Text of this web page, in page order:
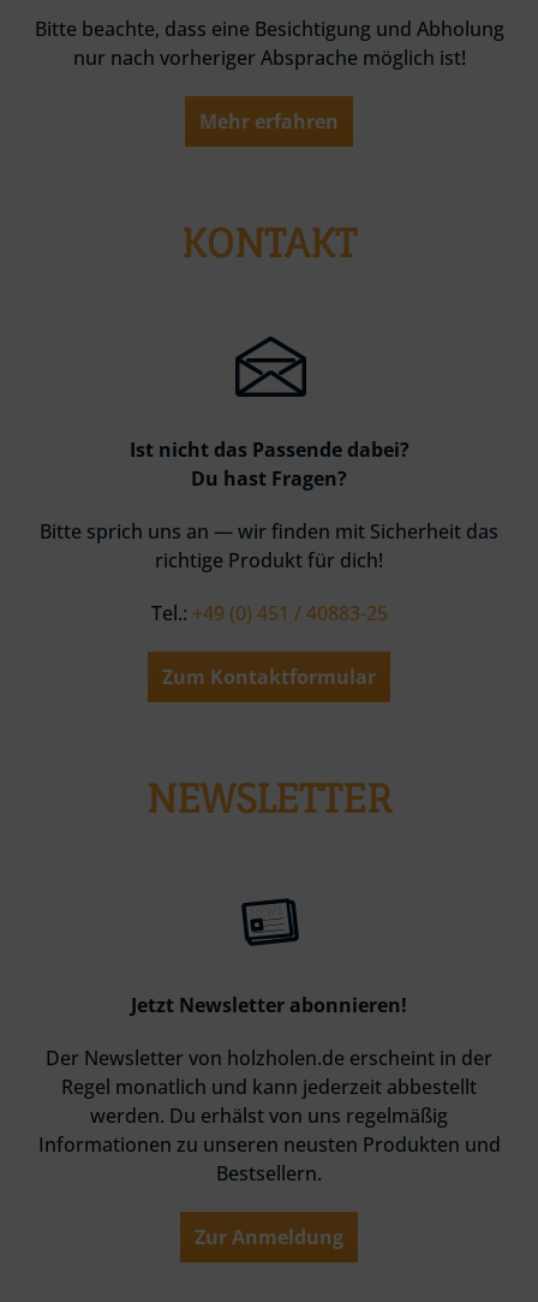
Bitte beachte, dass eine Besichtigung und Abholung
nur nach vorheriger Absprache möglich ist!
Mehr erfahren
KONTAKT
Ist nicht das Passende dabei?
Du hast Fragen?
Bitte sprich uns an — wir finden mit Sicherheit das
richtige Produkt für dich!
Tel.: +49 (0) 451 / 40883-25
Zum Kontaktformular
NEWSLETTER
Jetzt Newsletter abonnieren!
Der Newsletter von holzholen.de erscheint in der
Regel monatlich und kann jederzeit abbestellt
werden. Du erhälst von uns regelmäßig
Informationen zu unseren neusten Produkten und
Bestsellern.
Zur Anmeldung